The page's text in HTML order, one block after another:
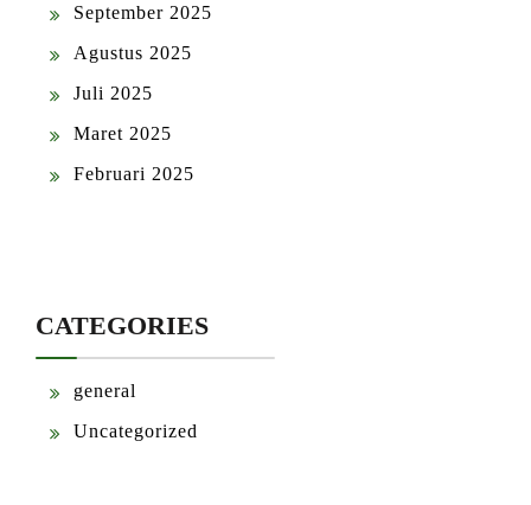
September 2025
Agustus 2025
Juli 2025
Maret 2025
Februari 2025
CATEGORIES
general
Uncategorized